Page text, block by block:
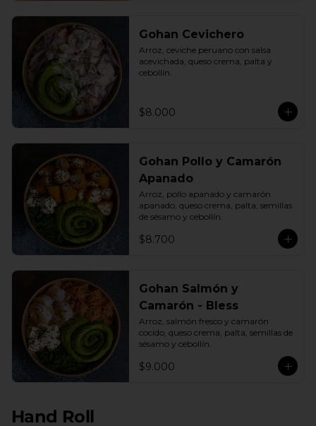
Gohan Cevichero
Arroz, ceviche peruano con salsa
acevichada, queso crema, palta y
cebollín.
$8.000
Gohan Pollo y Camarón
Apanado
Arroz, pollo apanado y camarón
apanado, queso crema, palta, semillas
de sésamo y cebollín.
$8.700
Gohan Salmón y
Camarón - Bless
Arroz, salmón fresco y camarón
cocido, queso crema, palta, semillas de
sésamo y cebollín.
$9.000
Hand Roll